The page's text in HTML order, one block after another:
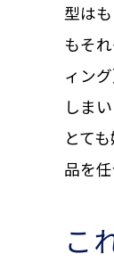
型は
もそ
ィン
しま
とて
品を
こ